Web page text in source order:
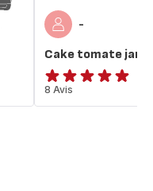
-
Cake tomate
Avis
5
8 Avis